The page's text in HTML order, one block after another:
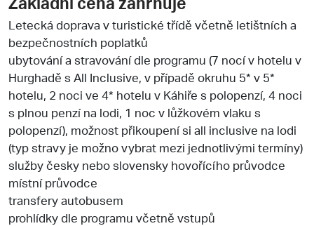
Letecká doprava v turistické třídě včetně letištních a
bezpečnostních poplatků
ubytování a stravování dle programu (7 nocí v hotelu v
Hurghadě s All Inclusive, v případě okruhu 5* v 5*
hotelu, 2 noci ve 4* hotelu v Káhiře s polopenzí, 4 noci
s plnou penzí na lodi, 1 noc v lůžkovém vlaku s
polopenzí), možnost přikoupení si all inclusive na lodi
(typ stravy je možno vybrat mezi jednotlivými termíny)
služby česky nebo slovensky hovořícího průvodce
místní průvodce
transfery autobusem
prohlídky dle programu včetně vstupů